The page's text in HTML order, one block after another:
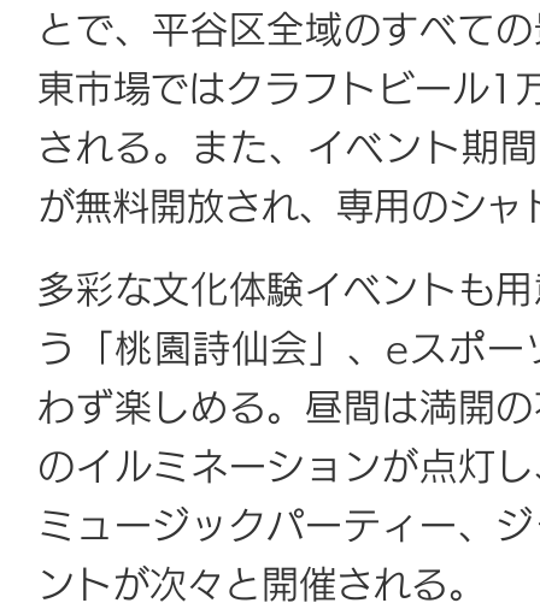
とで、平谷区全域のすべて
東市場ではクラフトビール1
される。また、イベント期
が無料開放され、専用のシ
多彩な文化体験イベントも
う「桃園詩仙会」、eスポ
わず楽しめる。昼間は満開
のイルミネーションが点灯
ミュージックパーティー、
ントが次々と開催される。